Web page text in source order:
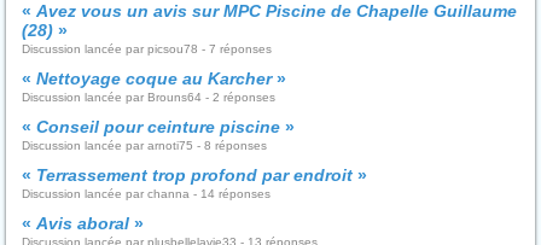
« Avez vous un avis sur MPC Piscine de Chapelle Guillaume
(28) »
Discussion lancée par picsou78 - 7 réponses
« Nettoyage coque au Karcher»
Discussion lancée par Brouns64 - 2 réponses
« Conseil pour ceinture piscine »
Discussion lancée par arnoti75 - 8 réponses
« Terrassement trop profond par endroit »
Discussion lancée par channa - 14 réponses
« Avis aboral »
Discussion lancée par plusbellelavie33 - 13 réponses